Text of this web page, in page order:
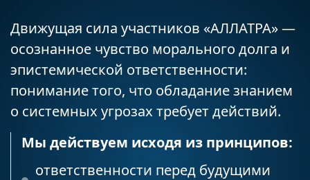
Движущая сила участников «АЛЛАТРА» —
осознанное чувство морального долга и
эпистемической ответственности:
понимание того, что обладание знанием
о системных угрозах требует действий.
Мы действуем исходя из принципов:
ответственности перед будущими